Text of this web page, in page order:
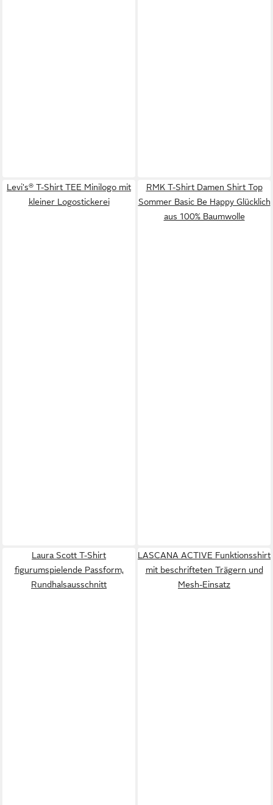
Levi's® T-Shirt TEE Minilogo mit
kleiner Logostickerei
RMK T-Shirt Damen Shirt Top
Sommer Basic Be Happy Glücklich
aus 100% Baumwolle
Laura Scott T-Shirt
figurumspielende Passform,
Rundhalsausschnitt
LASCANA ACTIVE Funktionsshirt
mit beschrifteten Trägern und
Mesh-Einsatz